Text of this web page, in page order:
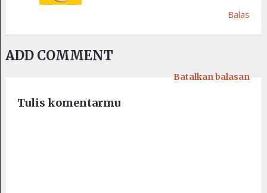
Balas
ADD COMMENT
Tulis komentarmu
Batalkan balasan